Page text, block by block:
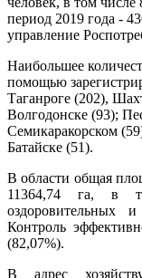
период 2019 года -
управление
Наибольшее
помощью
Таганроге (202),
Волгодонске (93);
Семикаракорском
Батайске (51).
В области общая
11364,74 га, в
оздоровительных
Контроль
(82,07%).
В адрес